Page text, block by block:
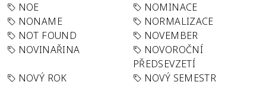
NOE
NOMINACE
NONAME
NORMALIZACE
NOT FOUND
NOVEMBER
NOVINAŘINA
NOVOROČNÍ
PŘEDSEVZETÍ
NOVÝ ROK
NOVÝ SEMESTR